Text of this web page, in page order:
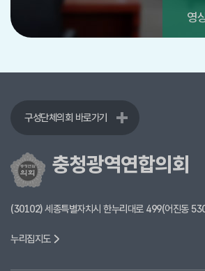
영
구성단체의회 바로가기
충청광역연합의회
(30102) 세종특별자치시 한누리대로 499(어진동
누리집지도